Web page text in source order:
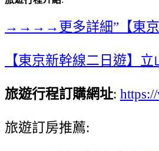
→→→→更多詳細”【東京
【東京新幹線二日遊】
旅遊行程訂購網址:
旅遊訂房推薦: